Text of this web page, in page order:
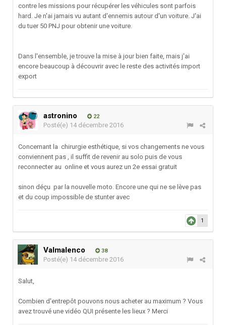
contre les missions pour récupérer les véhicules sont parfois
hard. Je n'ai jamais vu autant d'ennemis autour d'un voiture. J'ai
du tuer 50 PNJ pour obtenir une voiture.
Dans l'ensemble, je trouve la mise à jour bien faite, mais j'ai
encore beaucoup à découvrir avec le reste des activités import
export
astronino 22
Posté(e) 14 décembre 2016
Concernant la chirurgie esthétique, si vos changements ne vous
conviennent pas , il suffit de revenir au solo puis de vous
reconnecter au online et vous aurez un 2e essai gratuit
sinon déçu par la nouvelle moto. Encore une qui ne se lève pas
et du coup impossible de stunter avec
1
Valmalenco 38
Posté(e) 14 décembre 2016
Salut,
Combien d'entrepôt pouvons nous acheter au maximum ? Vous
avez trouvé une vidéo QUI présente les lieux ? Merci